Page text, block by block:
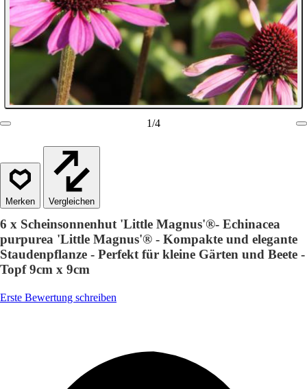
1/4
Vergleichen
6 x Scheinsonnenhut 'Little Magnus'®- Echinacea
purpurea 'Little Magnus'® - Kompakte und elegante
Staudenpflanze - Perfekt für kleine Gärten und Beete -
Topf 9cm x 9cm
Erste Bewertung schreiben